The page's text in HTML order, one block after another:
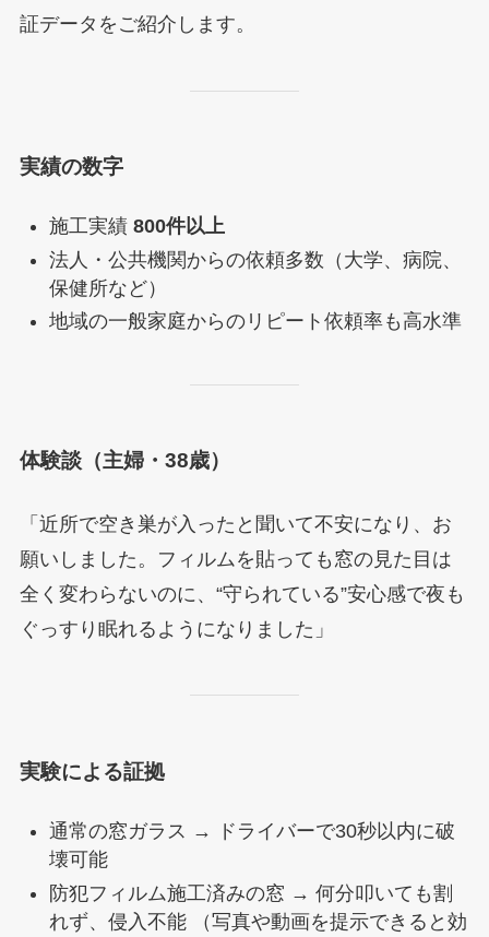
証データをご紹介します。
実績の数字
施工実績 800件以上
法人・公共機関からの依頼多数（大学、病院、
保健所など）
地域の一般家庭からのリピート依頼率も高水準
体験談（主婦・38歳）
「近所で空き巣が入ったと聞いて不安になり、お
願いしました。フィルムを貼っても窓の見た目は
全く変わらないのに、“守られている”安心感で夜も
ぐっすり眠れるようになりました」
実験による証拠
通常の窓ガラス → ドライバーで30秒以内に破
壊可能
防犯フィルム施工済みの窓 → 何分叩いても割
れず、侵入不能 （写真や動画を提示できると効